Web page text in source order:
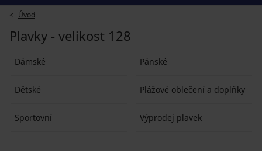
Úvod
Plavky - velikost 128
Dámské Pánské
Dětské Plážové oblečení a doplňky
Sportovní Výprodej plavek